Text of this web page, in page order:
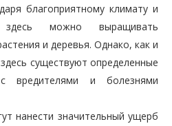
благоприятному климату и
можно выращивать
и деревья. Однако, как и
существуют определенные
вредителями и болезнями
нанести значительный ущерб